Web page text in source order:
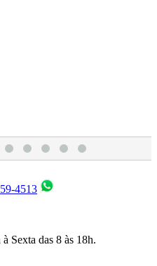
4513
Sexta das 8 às 18h.